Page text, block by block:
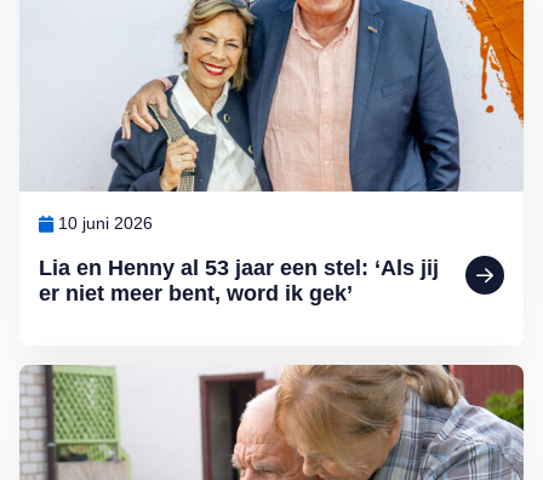
Lia en Henny al 53 jaar een stel: ‘Als jij
er niet meer bent, word ik gek’
10 juni 2026
Lees meer over Het hart dat niet loslaat: over de beleving van een